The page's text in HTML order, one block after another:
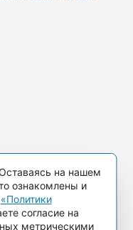
на нашем
ознакомлены и
«Политики
согласие на
метрическими